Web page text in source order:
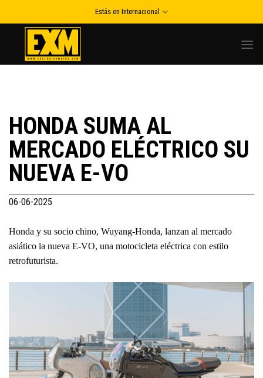
to
Estás en Internacional
HONDA SUMA AL
MERCADO ELÉCTRICO SU
NUEVA E-VO
06-06-2025
Honda y su socio chino, Wuyang-Honda, lanzan al mercado
asiático la nueva E-VO, una motocicleta eléctrica con estilo
retrofuturista.